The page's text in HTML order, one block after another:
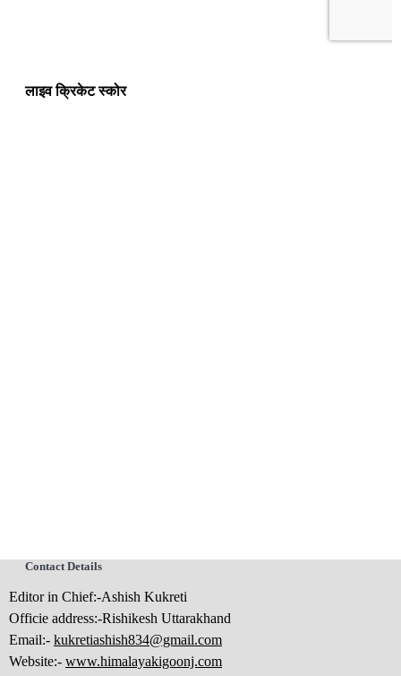
लाइव क्रिकेट स्कोर
Contact Details
Editor in Chief:-Ashish Kukreti
Officie address:-Rishikesh Uttarakhand
Email:- kukretiashish834@gmail.com
Website:- www.himalayakigoonj.com